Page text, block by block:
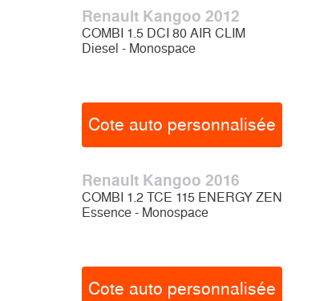
Renault Kangoo 2012
COMBI 1.5 DCI 80 AIR CLIM
Diesel - Monospace
Cote auto personnalisée
Renault Kangoo 2016
COMBI 1.2 TCE 115 ENERGY ZEN
Essence - Monospace
Cote auto personnalisée